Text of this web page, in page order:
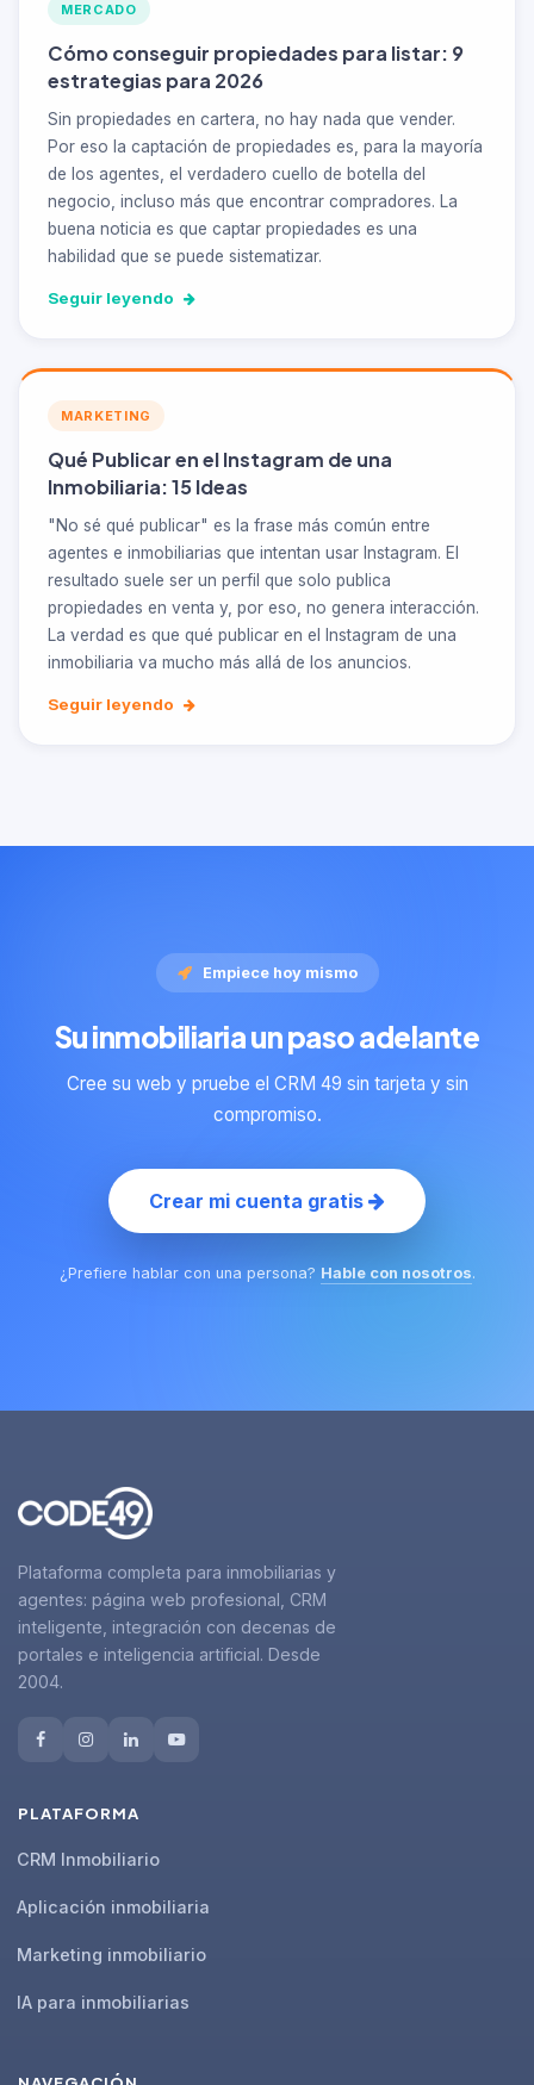
MERCADO
Cómo conseguir propiedades para listar: 9
estrategias para 2026
Sin propiedades en cartera, no hay nada que vender.
Por eso la captación de propiedades es, para la mayoría
de los agentes, el verdadero cuello de botella del
negocio, incluso más que encontrar compradores. La
buena noticia es que captar propiedades es una
habilidad que se puede sistematizar.
Seguir leyendo
MARKETING
Qué Publicar en el Instagram de una
Inmobiliaria: 15 Ideas
"No sé qué publicar" es la frase más común entre
agentes e inmobiliarias que intentan usar Instagram. El
resultado suele ser un perfil que solo publica
propiedades en venta y, por eso, no genera interacción.
La verdad es que qué publicar en el Instagram de una
inmobiliaria va mucho más allá de los anuncios.
Seguir leyendo
Empiece hoy mismo
Su inmobiliaria un paso adelante
Cree su web y pruebe el CRM 49 sin tarjeta y sin
compromiso.
Crear mi cuenta gratis
¿Prefiere hablar con una persona? Hable con nosotros.
Plataforma completa para inmobiliarias y
agentes: página web profesional, CRM
inteligente, integración con decenas de
portales e inteligencia artificial. Desde
2004.
PLATAFORMA
CRM Inmobiliario
Aplicación inmobiliaria
Marketing inmobiliario
IA para inmobiliarias